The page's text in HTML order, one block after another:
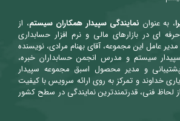
، به عنوان نمایندگی سپیدار همکاران سیستم، از
حرفه ای در بازارهای مالی و نرم افزار حسابداری
عامل این مجموعه، آقای بهنام مرادی، نویسنده
سپیدار سیستم و مدرس انجمن حسابداران خبره،
پشتیبانی و مدیر محصول اسبق مجموعه سپیدار
خداوند و تمرکز به روی ارائه سرویس با کیفیت
لحاظ فنی، قدرتمندترین نمایندگی در سطح کشور